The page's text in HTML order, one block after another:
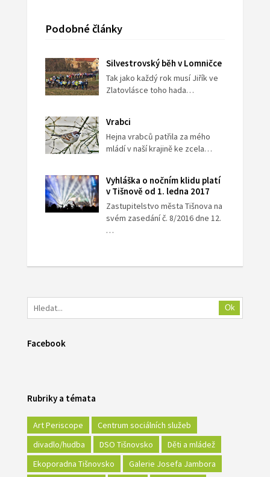
Podobné články
Silvestrovský běh v Lomničce
Tak jako každý rok musí Jiřík ve
Zlatovlásce toho hada…
Vrabci
Hejna vrabců patřila za mého
mládí v naší krajině ke zcela…
Vyhláška o nočním klidu platí
v Tišnově od 1. ledna 2017
Zastupitelstvo města Tišnova na
svém zasedání č. 8/2016 dne 12.
…
Ok
Facebook
Rubriky a témata
Art Periscope
Centrum sociálních služeb
divadlo/hudba
DSO Tišnovsko
Děti a mládež
Ekoporadna Tišnovsko
Galerie Josefa Jambora